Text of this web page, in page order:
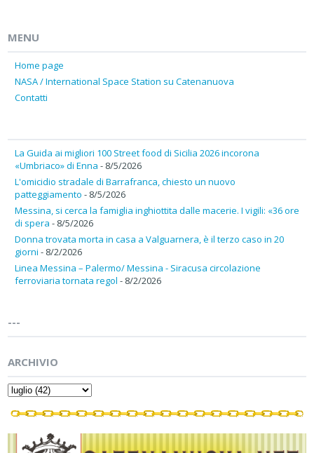
MENU
Home page
NASA / International Space Station su Catenanuova
Contatti
La Guida ai migliori 100 Street food di Sicilia 2026 incorona
«Umbriaco» di Enna - 8/5/2026
L'omicidio stradale di Barrafranca, chiesto un nuovo
patteggiamento - 8/5/2026
Messina, si cerca la famiglia inghiottita dalle macerie. I vigili: «36 ore
di spera - 8/5/2026
Donna trovata morta in casa a Valguarnera, è il terzo caso in 20
giorni - 8/2/2026
Linea Messina – Palermo/ Messina - Siracusa circolazione
ferroviaria tornata regol - 8/2/2026
---
ARCHIVIO